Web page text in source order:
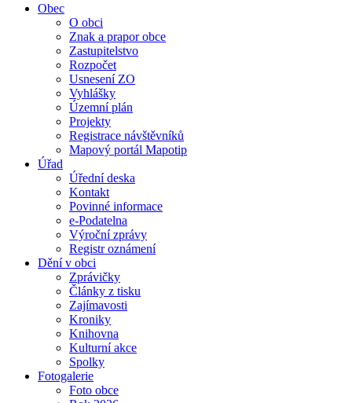
Obec
O obci
Znak a prapor obce
Zastupitelstvo
Rozpočet
Usnesení ZO
Vyhlášky
Územní plán
Projekty
Registrace návštěvníků
Mapový portál Mapotip
Úřad
Úřední deska
Kontakt
Povinné informace
e-Podatelna
Výroční zprávy
Registr oznámení
Dění v obci
Zprávičky
Články z tisku
Zajímavosti
Kroniky
Knihovna
Kulturní akce
Spolky
Fotogalerie
Foto obce